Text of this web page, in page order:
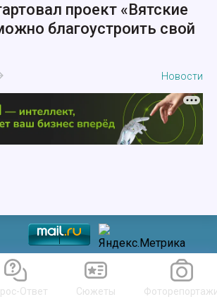
проект «Вятские
благоустроить свой
Новости
Ответ Сюжеты